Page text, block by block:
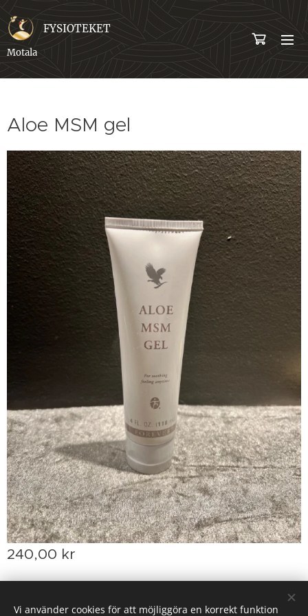
FYSIOTEKET
Motala
Aloe MSM gel
240,00 kr
Ha alltid koll i schemat för extra aktiviteter & öppettider
Vi använder cookies för att möjliggöra en korrekt funktion